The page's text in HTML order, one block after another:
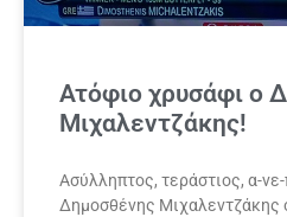
Ατόφιο χρυσάφι ο
Μιχαλεντζάκης!
Ασύλληπτος, τεράστιος, α-
Δημοσθένης Μιχαλεντζάκης